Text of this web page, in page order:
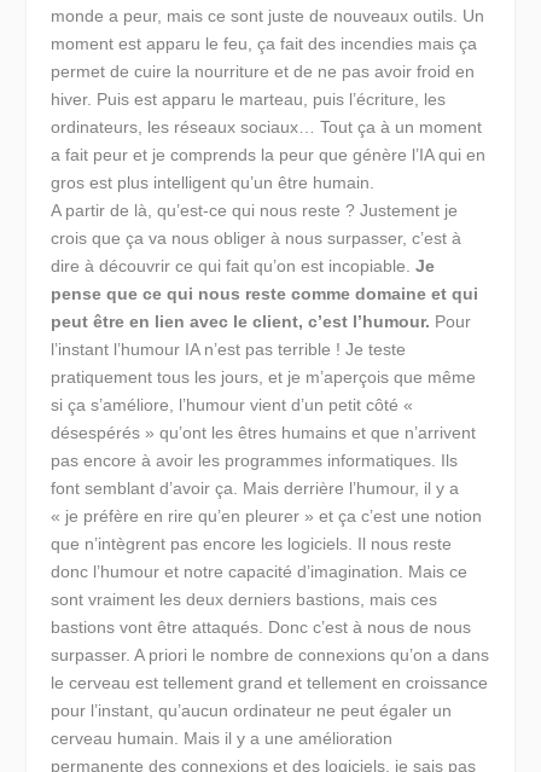
monde a peur, mais ce sont juste de nouveaux outils. Un
moment est apparu le feu, ça fait des incendies mais ça
permet de cuire la nourriture et de ne pas avoir froid en
hiver. Puis est apparu le marteau, puis l’écriture, les
ordinateurs, les réseaux sociaux… Tout ça à un moment
a fait peur et je comprends la peur que génère l’IA qui en
gros est plus intelligent qu’un être humain.
A partir de là, qu’est-ce qui nous reste ? Justement je
crois que ça va nous obliger à nous surpasser, c’est à
dire à découvrir ce qui fait qu’on est incopiable.Je
pense que ce qui nous reste comme domaine et qui
peut être en lien avec le client, c’est l’humour. Pour
l’instant l’humour IA n’est pas terrible ! Je teste
pratiquement tous les jours, et je m’aperçois que même
si ça s’améliore, l’humour vient d’un petit côté «
désespérés » qu’ont les êtres humains et que n’arrivent
pas encore à avoir les programmes informatiques. Ils
font semblant d’avoir ça. Mais derrière l’humour, il y a
« je préfère en rire qu’en pleurer » et ça c’est une notion
que n’intègrent pas encore les logiciels. Il nous reste
donc l’humour et notre capacité d’imagination. Mais ce
sont vraiment les deux derniers bastions, mais ces
bastions vont être attaqués. Donc c’est à nous de nous
surpasser. A priori le nombre de connexions qu’on a dans
le cerveau est tellement grand et tellement en croissance
pour l’instant, qu’aucun ordinateur ne peut égaler un
cerveau humain. Mais il y a une amélioration
permanente des connexions et des logiciels, je sais pas